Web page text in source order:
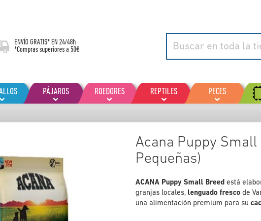
ENVÍO GRATIS* EN 24/48h
*Compras superiores a 50€
PÁJAROS ROEDORES REPTILES PECES
Acana Puppy Small
Pequeñas)
ACANA Puppy Small Breed está
granjas locales, lenguado fresco de
una alimentación premium para su